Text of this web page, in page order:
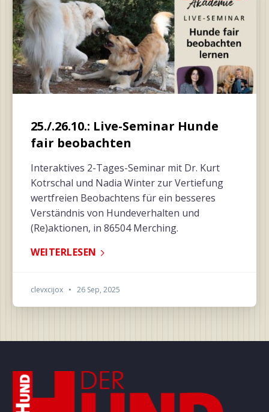
25./.26.10.: Live-Seminar Hunde
fair beobachten
Interaktives 2-Tages-Seminar mit Dr. Kurt
Kotrschal und Nadia Winter zur Vertiefung
wertfreien Beobachtens für ein besseres
Verständnis von Hundeverhalten und
(Re)aktionen, in 86504 Merching.
WEITERLESEN
clevxcijox • 26 Sep, 2025